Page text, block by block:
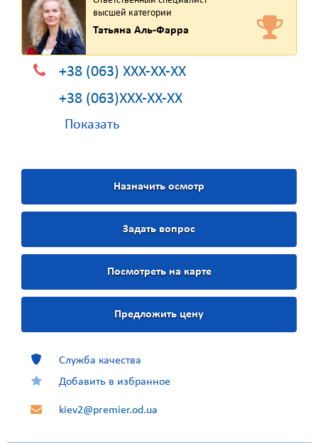
высшей категории
Татьяна Аль-Фарра
+38 (063) XXX-XX-XX
+38 (063)XXX-XX-XX
Показать
Назначить осмотр
Задать вопрос
Посмотреть на карте
Предложить цену
Служба качества
Добавить в избранное
kiev2@premier.od.ua